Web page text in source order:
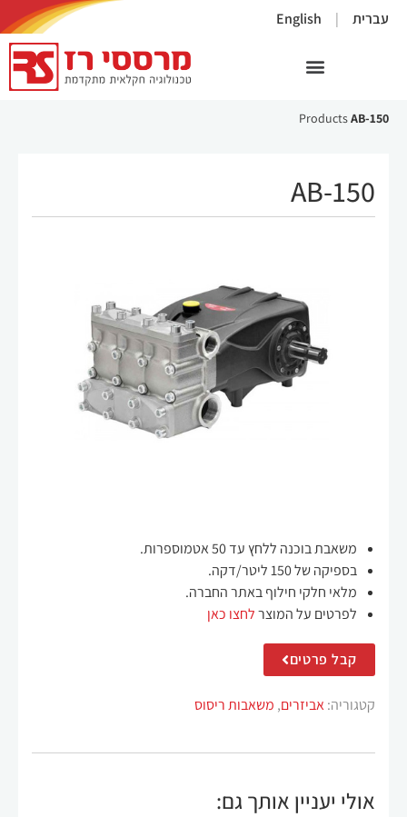
עברית English
ProductsAB-150
AB-150
משאבת בוכנה ללחץ עד 50 אטמוספרות.
בספיקה של 150 ליטר/דקה.
מלאי חלקי חילוף באתר החברה.
לפרטים על המוצרלחצו כאן
קבל פרטים
קטגוריה:אביזרים, משאבות ריסוס
אולי יעניין אותך גם:
×
חיוניים
סטטיסטיקה